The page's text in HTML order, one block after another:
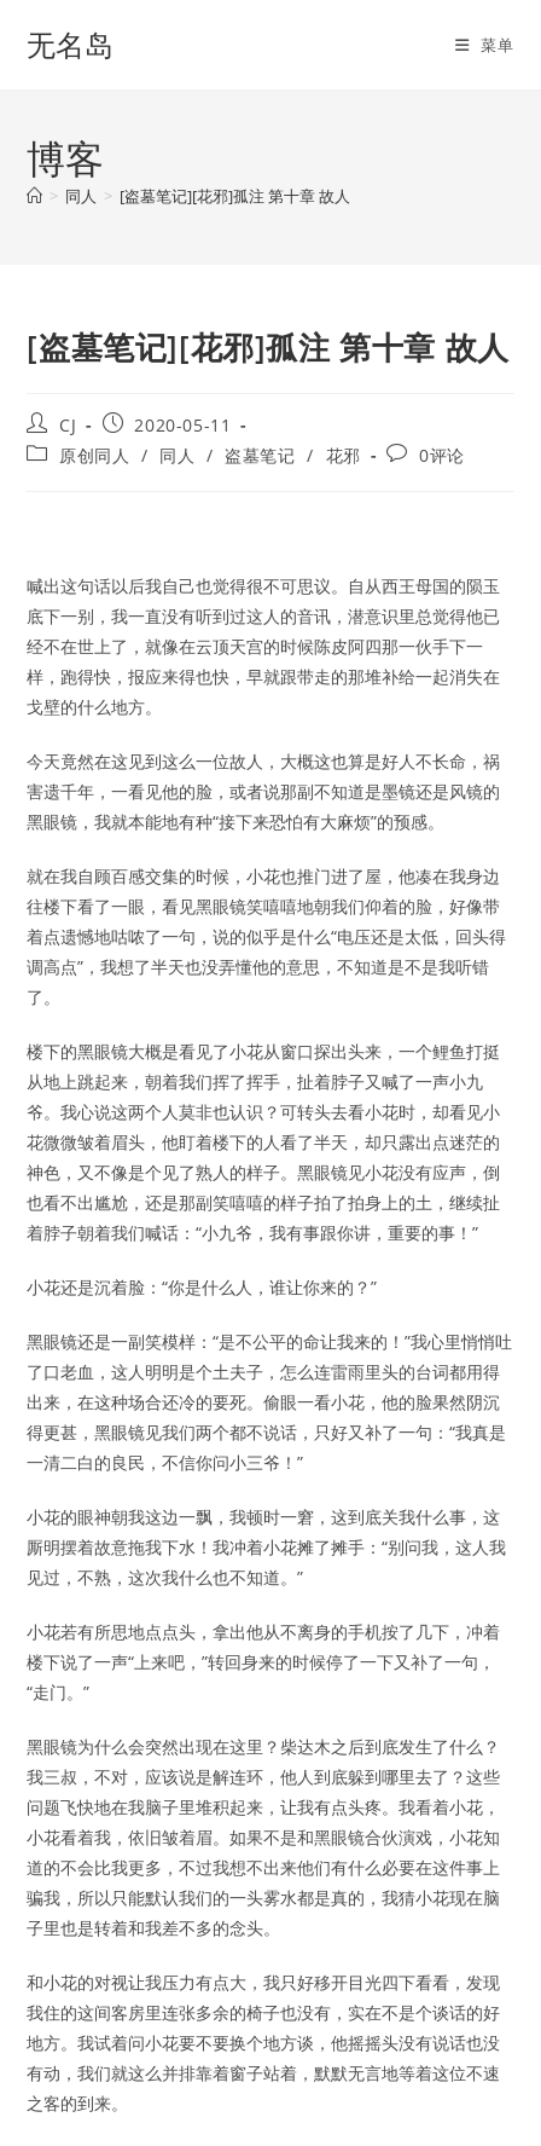
无名岛 菜单
博客
> 同人 > [盗墓笔记][花邪]孤注 第十章 故人
[盗墓笔记][花邪]孤注 第十章 故人
Post
author:
CJ
Post
published:
2020-05-11
Post原创同人 / 同人 / 盗墓笔记 / 花邪
Post0评论
喊出这句话以后我自己也觉得很不可思议。自从西王母国的陨玉
底下一别，我一直没有听到过这人的音讯，潜意识里总觉得他已
经不在世上了，就像在云顶天宫的时候陈皮阿四那一伙手下一
样，跑得快，报应来得也快，早就跟带走的那堆补给一起消失在
戈壁的什么地方。
今天竟然在这见到这么一位故人，大概这也算是好人不长命，祸
害遗千年，一看见他的脸，或者说那副不知道是墨镜还是风镜的
黑眼镜，我就本能地有种“接下来恐怕有大麻烦”的预感。
就在我自顾百感交集的时候，小花也推门进了屋，他凑在我身边
往楼下看了一眼，看见黑眼镜笑嘻嘻地朝我们仰着的脸，好像带
着点遗憾地咕哝了一句，说的似乎是什么“电压还是太低，回头得
调高点”，我想了半天也没弄懂他的意思，不知道是不是我听错
了。
楼下的黑眼镜大概是看见了小花从窗口探出头来，一个鲤鱼打挺
从地上跳起来，朝着我们挥了挥手，扯着脖子又喊了一声小九
爷。我心说这两个人莫非也认识？可转头去看小花时，却看见小
花微微皱着眉头，他盯着楼下的人看了半天，却只露出点迷茫的
神色，又不像是个见了熟人的样子。黑眼镜见小花没有应声，倒
也看不出尴尬，还是那副笑嘻嘻的样子拍了拍身上的土，继续扯
着脖子朝着我们喊话：“小九爷，我有事跟你讲，重要的事！”
小花还是沉着脸：“你是什么人，谁让你来的？”
黑眼镜还是一副笑模样：“是不公平的命让我来的！”我心里悄悄吐
了口老血，这人明明是个土夫子，怎么连雷雨里头的台词都用得
出来，在这种场合还冷的要死。偷眼一看小花，他的脸果然阴沉
得更甚，黑眼镜见我们两个都不说话，只好又补了一句：“我真是
一清二白的良民，不信你问小三爷！”
小花的眼神朝我这边一飘，我顿时一窘，这到底关我什么事，这
厮明摆着故意拖我下水！我冲着小花摊了摊手：“别问我，这人我
见过，不熟，这次我什么也不知道。”
小花若有所思地点点头，拿出他从不离身的手机按了几下，冲着
楼下说了一声“上来吧，”转回身来的时候停了一下又补了一句，
“走门。”
黑眼镜为什么会突然出现在这里？柴达木之后到底发生了什么？
我三叔，不对，应该说是解连环，他人到底躲到哪里去了？这些
问题飞快地在我脑子里堆积起来，让我有点头疼。我看着小花，
小花看着我，依旧皱着眉。如果不是和黑眼镜合伙演戏，小花知
道的不会比我更多，不过我想不出来他们有什么必要在这件事上
骗我，所以只能默认我们的一头雾水都是真的，我猜小花现在脑
子里也是转着和我差不多的念头。
和小花的对视让我压力有点大，我只好移开目光四下看看，发现
我住的这间客房里连张多余的椅子也没有，实在不是个谈话的好
地方。我试着问小花要不要换个地方谈，他摇摇头没有说话也没
有动，我们就这么并排靠着窗子站着，默默无言地等着这位不速
之客的到来。